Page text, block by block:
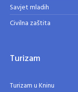
Savjet mladih
Civilna zaštita
Turizam
Turizam u Kninu